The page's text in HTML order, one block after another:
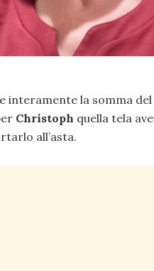
la somma del
Christoph quella tela
all’asta.